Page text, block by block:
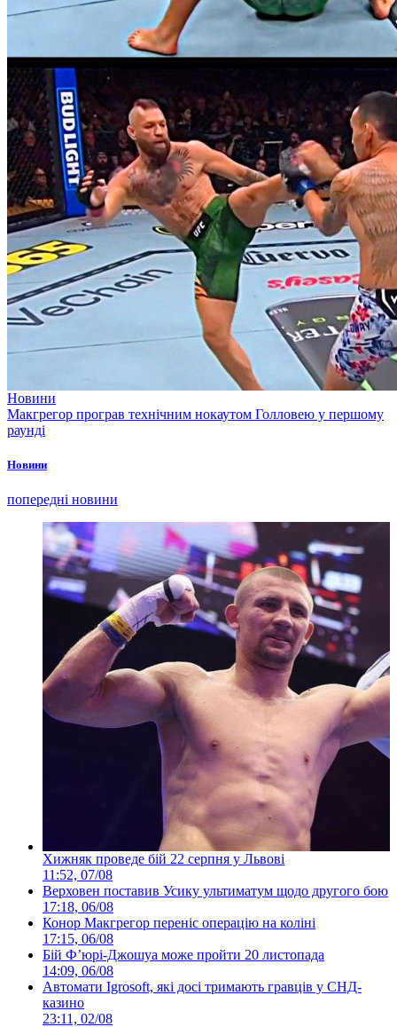
Новини
Макгрегор програв технічним нокаутом Голловею у першому
раунді
Новини
попередні новини
Хижняк проведе бій 22 серпня у Львові
11:52, 07/08
Верховен поставив Усику ультиматум щодо другого бою
17:18, 06/08
Конор Макгрегор переніс операцію на коліні
17:15, 06/08
Бій Ф’юрі-Джошуа може пройти 20 листопада
14:09, 06/08
Автомати Igrosoft, які досі тримають гравців у СНД-
казино
23:11, 02/08